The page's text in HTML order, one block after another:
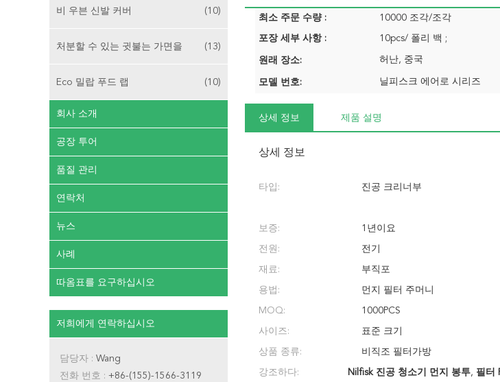
비 우븐 신발 커버 (10)
처분할 수 있는 귓불는 가면을 (13)
Eco 밀랍 푸드 랩 (10)
회사 소개
공장 투어
품질 관리
연락처
뉴스
사례
따옴표를 요구하십시오
저희에게 연락하십시오
담당자 : Wang
전화 번호 : +86-(155)-1566-3119
최소 주문 수량 : 10000 조각/조각
포장 세부 사항 : 10pcs/ 폴리 백 ;
원래 장소: 허난, 중국
모델 번호: 닐피스크 에어로 시리즈
상세 정보 제품 설명
상세 정보
타입: 진공 크리너부
보증: 1년이요
전원: 전기
재료: 부직포
용법: 먼지 필터 주머니
MOQ: 1000PCS
사이즈: 표준 크기
상품 종류: 비직조 필터가방
강조하다: Nilfisk 진공 청소기 먼지 봉투, 필터